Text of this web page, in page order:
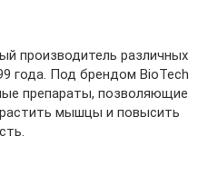
производитель различных
года. Под брендом BioTech
препараты, позволяющие
мышцы и повысить